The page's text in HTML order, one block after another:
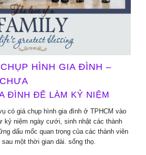
HÌNH GIA ĐÌNH –
ĐÌNH ĐỂ LÀM KỶ NIỆM
có giá chụp hình gia đình ở TPHCM vào
kỷ niệm ngày cưới, sinh nhật các thành
dấu mốc quan trọng của các thành viên
một thời gian dài. sống thọ.